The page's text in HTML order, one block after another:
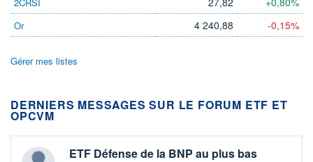
Or 4 240,88 -0,15%
Gérer mes listes
DERNIERS MESSAGES SUR LE FORUM ETF ET
OPCVM
ETF Défense de la BNP au plus bas